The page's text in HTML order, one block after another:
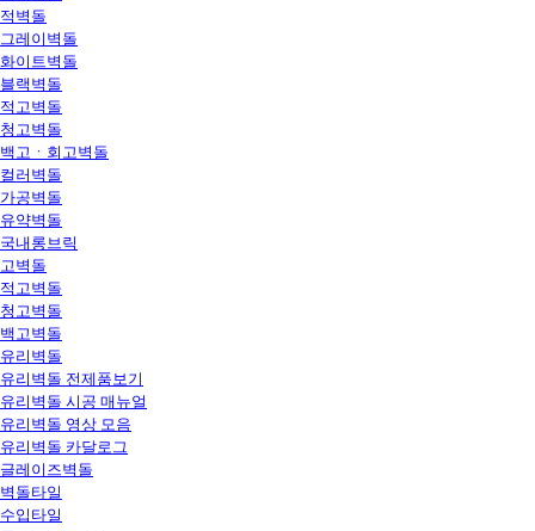
적벽돌
그레이벽돌
화이트벽돌
블랙벽돌
적고벽돌
청고벽돌
백고ㆍ회고벽돌
컬러벽돌
가공벽돌
유약벽돌
국내롱브릭
고벽돌
적고벽돌
청고벽돌
백고벽돌
유리벽돌
유리벽돌 전제품보기
유리벽돌 시공 매뉴얼
유리벽돌 영상 모음
유리벽돌 카달로그
글레이즈벽돌
벽돌타일
수입타일